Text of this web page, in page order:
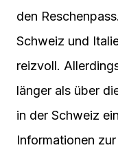
den
Schweiz und
reizvoll.
länger als über
in der Schweiz
Informationen